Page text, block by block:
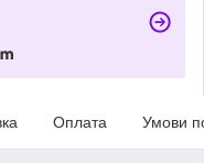
Оплата Умови